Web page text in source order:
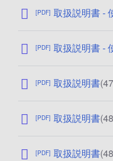
[PDF] 取扱説明書 -
[PDF] 取扱説明書 -
[PDF] 取扱説明書
[PDF] 取扱説明書
[PDF] 取扱説明書